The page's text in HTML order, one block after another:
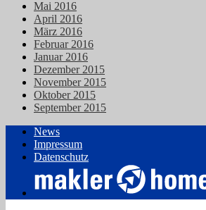
Mai 2016
April 2016
März 2016
Februar 2016
Januar 2016
Dezember 2015
November 2015
Oktober 2015
September 2015
News
Impressum
Datenschutz